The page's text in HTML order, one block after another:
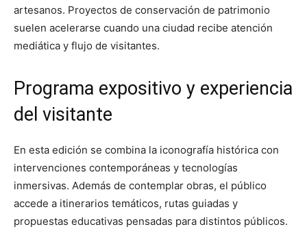
artesanos. Proyectos de conservación de patrimonio
suelen acelerarse cuando una ciudad recibe atención
mediática y flujo de visitantes.
Programa expositivo y experiencia
del visitante
En esta edición se combina la iconografía histórica con
intervenciones contemporáneas y tecnologías
inmersivas. Además de contemplar obras, el público
accede a itinerarios temáticos, rutas guiadas y
propuestas educativas pensadas para distintos públicos.